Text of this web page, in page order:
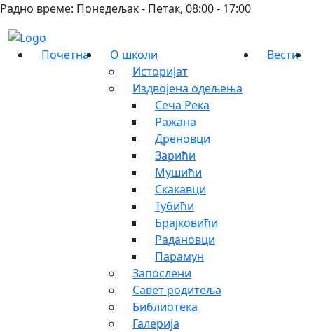
Радно време: Понедељак - Петак, 08:00 - 17:00
Почетна
О школи
Историјат
Издвојена одељења
Сеча Река
Ражана
Дреновци
Зарићи
Мушићи
Скакавци
Тубићи
Брајковићи
Радановци
Парамун
Запослени
Савет родитеља
Библиотека
Галерија
Вести